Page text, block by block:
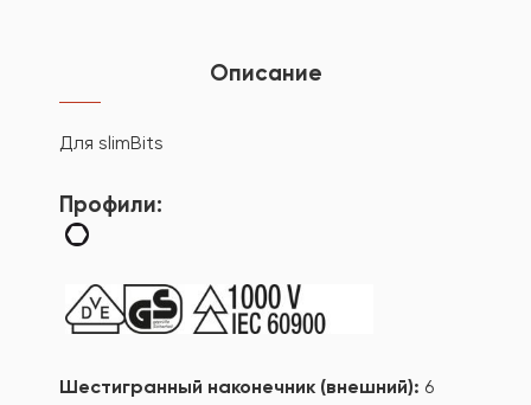
Описание
Для slimBits
Профили:
Шестигранный наконечник (внешний): 6